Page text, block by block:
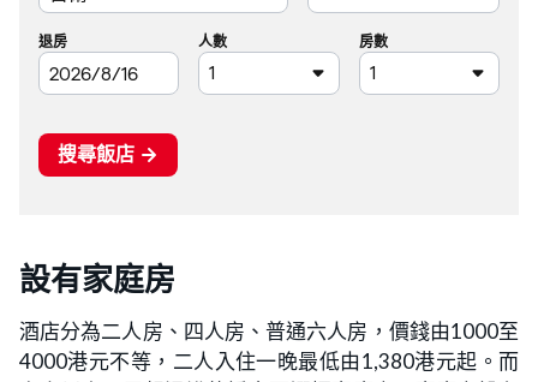
設有家庭房
酒店分為二人房、四人房、普通六人房，價錢由1000至
4000港元不等，二人入住一晚最低由1,380港元起。而